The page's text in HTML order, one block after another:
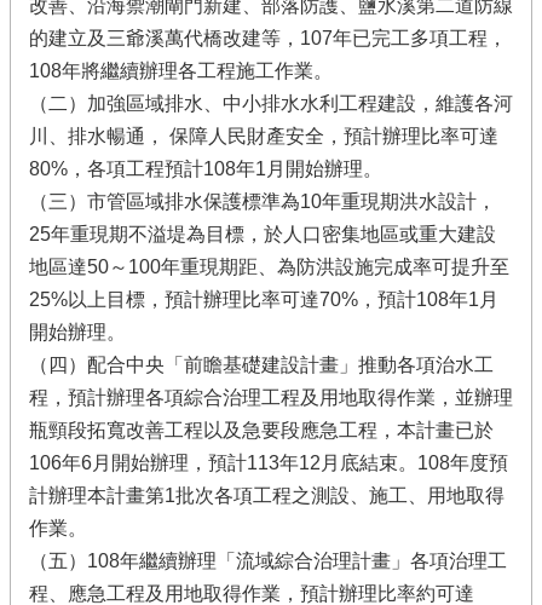
改善、沿海禦潮閘門新建、部落防護、鹽水溪第二道防線
的建立及三爺溪萬代橋改建等，107年已完工多項工程，
108年將繼續辦理各工程施工作業。
（二）加強區域排水、中小排水水利工程建設，維護各河
川、排水暢通， 保障人民財產安全，預計辦理比率可達
80%，各項工程預計108年1月開始辦理。
（三）市管區域排水保護標準為10年重現期洪水設計，
25年重現期不溢堤為目標，於人口密集地區或重大建設
地區達50～100年重現期距、為防洪設施完成率可提升至
25%以上目標，預計辦理比率可達70%，預計108年1月
開始辦理。
（四）配合中央「前瞻基礎建設計畫」推動各項治水工
程，預計辦理各項綜合治理工程及用地取得作業，並辦理
瓶頸段拓寬改善工程以及急要段應急工程，本計畫已於
106年6月開始辦理，預計113年12月底結束。108年度預
計辦理本計畫第1批次各項工程之測設、施工、用地取得
作業。
（五）108年繼續辦理「流域綜合治理計畫」各項治理工
程、應急工程及用地取得作業，預計辦理比率約可達